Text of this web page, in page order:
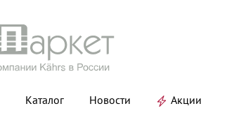
Каталог Новости Акции